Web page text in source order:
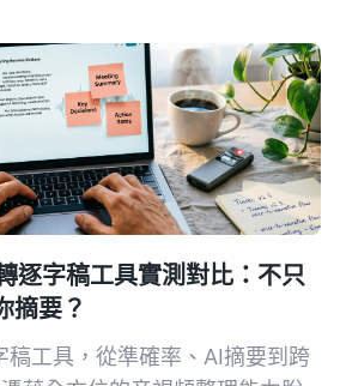
逐字稿工具實測對比：不只
摘要？
工具，從準確率、AI摘要到跨